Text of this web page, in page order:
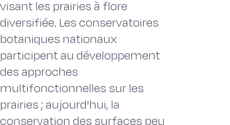
visant les prairies à flore
diversifiée. Les conservatoires
botaniques nationaux
participent au développement
des approches
multifonctionnelles sur les
prairies ; aujourd'hui, la
conservation des surfaces peu